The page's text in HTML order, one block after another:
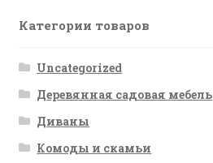
Категории товаров
Uncategorized
Деревянная садовая мебель
Диваны
Комоды и скамьи